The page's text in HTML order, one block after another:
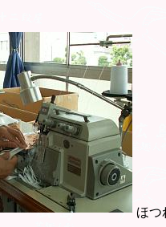
ほつ